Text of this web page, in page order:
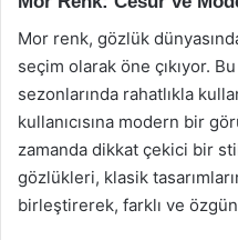
Mor renk, gözlük
seçim olarak öne çıkıyor.
sezonlarında rahatlıkla
kullanıcısına modern bir
zamanda dikkat çekici bir
gözlükleri, klasik
birleştirerek, farklı ve